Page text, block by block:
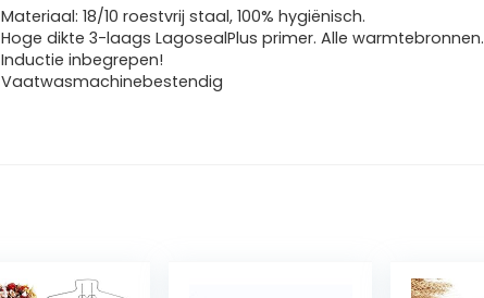
Materiaal: 18/10 roestvrij staal, 100% hygiënisch.
Hoge dikte 3-laags LagosealPlus primer. Alle warmtebronnen.
Inductie inbegrepen!
Vaatwasmachinebestendig